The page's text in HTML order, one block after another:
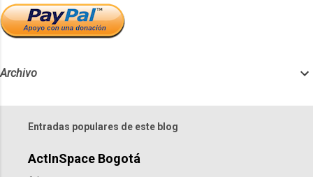
Archivo
Entradas populares de este blog
ActInSpace Bogotá